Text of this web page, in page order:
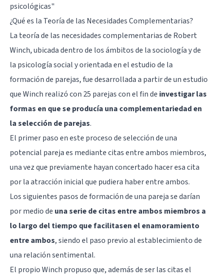
psicológicas"
¿Qué es la Teoría de las Necesidades Complementarias?
La teoría de las necesidades complementarias de Robert
Winch, ubicada dentro de los ámbitos de la sociología y de
la psicología social y orientada en el estudio de la
formación de parejas, fue desarrollada a partir de un estudio
que Winch realizó con 25 parejas con el fin de investigar las
formas en que se producía una complementariedad en
la selección de parejas.
El primer paso en este proceso de selección de una
potencial pareja es mediante citas entre ambos miembros,
una vez que previamente hayan concertado hacer esa cita
por la atracción inicial que pudiera haber entre ambos.
Los siguientes pasos de formación de una pareja se darían
por medio de una serie de citas entre ambos miembros a
lo largo del tiempo que facilitasen el enamoramiento
entre ambos, siendo el paso previo al establecimiento de
una relación sentimental.
El propio Winch propuso que, además de ser las citas el